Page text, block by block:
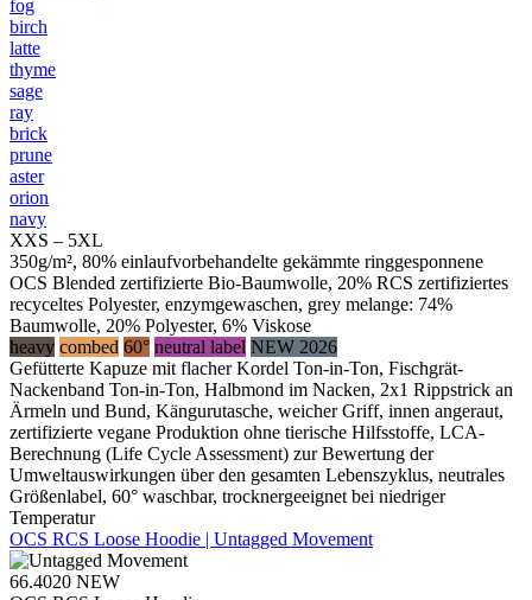
fog
birch
latte
thyme
sage
ray
brick
prune
aster
orion
navy
XXS – 5XL
350g/m², 80% einlaufvorbehandelte gekämmte ringgesponnene
OCS Blended zertifizierte Bio-Baumwolle, 20% RCS zertifiziertes
recyceltes Polyester, enzymgewaschen, grey melange: 74%
Baumwolle, 20% Polyester, 6% Viskose
heavy combed 60° neutral label NEW 2026
Gefütterte Kapuze mit flacher Kordel Ton-in-Ton, Fischgrät-
Nackenband Ton-in-Ton, Halbmond im Nacken, 2x1 Rippstrick an
Ärmeln und Bund, Kängurutasche, weicher Griff, innen angeraut,
zertifizierte vegane Produktion ohne tierische Hilfsstoffe, LCA-
Berechnung (Life Cycle Assessment) zur Bewertung der
Umweltauswirkungen über den gesamten Lebenszyklus, neutrales
Größenlabel, 60° waschbar, trocknergeeignet bei niedriger
Temperatur
OCS RCS Loose Hoodie | Untagged Movement
66.4020 NEW